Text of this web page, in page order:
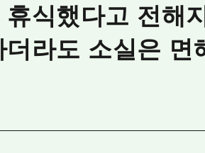
식했다고 전해
더라도 소실은 면